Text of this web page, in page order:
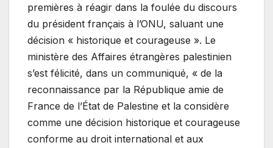
premières à réagir dans la foulée du discours
du président français à l’ONU, saluant une
décision « historique et courageuse ». Le
ministère des Affaires étrangères palestinien
s’est félicité, dans un communiqué, « de la
reconnaissance par la République amie de
France de l’État de Palestine et la considère
comme une décision historique et courageuse
conforme au droit international et aux